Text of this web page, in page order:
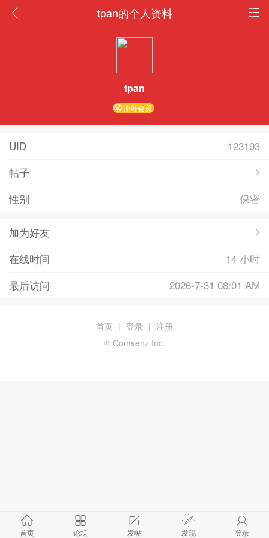
tpan的个人资料
tpan
帅哥会员
UID
123193
帖子
性别
保密
加为好友
在线时间
14 小时
最后访问
2026-7-31 08:01 AM
首页 论坛 发帖 发现 登录
首页 | 登录 | 注册
© Comsenz Inc.